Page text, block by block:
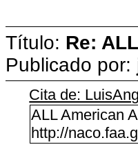
Título: Re:
Publicado por:
Cita de:
ALL American
http://